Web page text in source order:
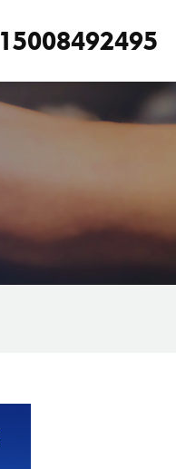
15008492495